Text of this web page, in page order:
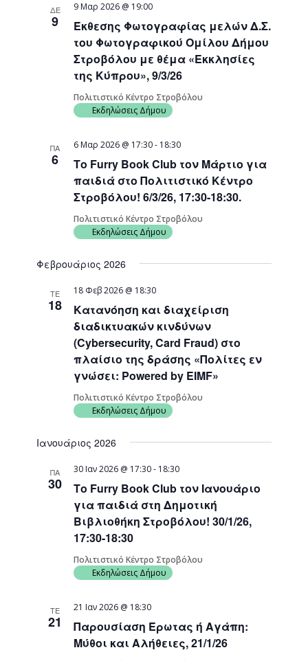
ΔΕ
9
Έκθεσης Φωτογραφίας μελών Δ.Σ.
του Φωτογραφικού Ομίλου Δήμου
Στροβόλου με θέμα «Εκκλησίες
της Κύπρου», 9/3/26
9 Μαρ 2026 @ 19:00
Πολιτιστικό Κέντρο Στροβόλου
Εκδηλώσεις Δήμου
ΠΑ
6
Το Furry Book Club τον Μάρτιο για
παιδιά στο Πολιτιστικό Κέντρο
Στροβόλου! 6/3/26, 17:30-18:30.
6 Μαρ 2026 @ 17:30- 18:30
Πολιτιστικό Κέντρο Στροβόλου
Εκδηλώσεις Δήμου
Φεβρουάριος 2026
ΤΕ
18
Κατανόηση και διαχείριση
διαδικτυακών κινδύνων
(Cybersecurity, Card Fraud) στο
πλαίσιο της δράσης «Πολίτες εν
γνώσει: Powered by EIMF»
18 Φεβ 2026 @ 18:30
Πολιτιστικό Κέντρο Στροβόλου
Εκδηλώσεις Δήμου
Ιανουάριος 2026
ΠΑ
30
Το Furry Book Club τον Ιανουάριο
για παιδιά στη Δημοτική
Βιβλιοθήκη Στροβόλου! 30/1/26,
17:30-18:30
30 Ιαν 2026 @ 17:30- 18:30
Πολιτιστικό Κέντρο Στροβόλου
Εκδηλώσεις Δήμου
ΤΕ
21
Παρουσίαση Έρωτας ή Αγάπη:
Μύθοι και Αλήθειες, 21/1/26
21 Ιαν 2026 @ 18:30